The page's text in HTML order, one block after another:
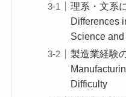
理系・文系
Differences
Science
製造業経験
Difficulty